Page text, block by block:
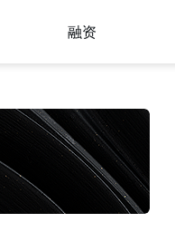
融资